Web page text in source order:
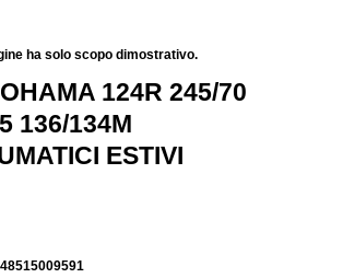
ha solo scopo dimostrativo.
124R 245/70
136/134M
ESTIVI